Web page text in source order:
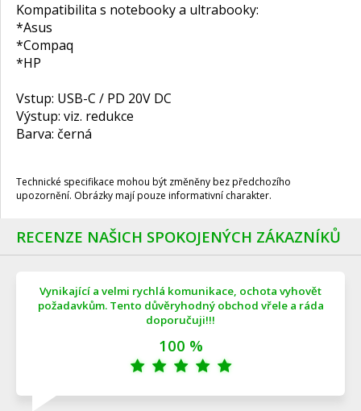
Kompatibilita s notebooky a ultrabooky:
*Asus
*Compaq
*HP
Vstup: USB-C / PD 20V DC
Výstup: viz. redukce
Barva: černá
Technické specifikace mohou být změněny bez předchozího
upozornění. Obrázky mají pouze informativní charakter.
RECENZE NAŠICH SPOKOJENÝCH ZÁKAZNÍKŮ
Vynikající a velmi rychlá komunikace, ochota vyhovět
požadavkům. Tento důvěryhodný obchod vřele a ráda
doporučuji!!!
100 %